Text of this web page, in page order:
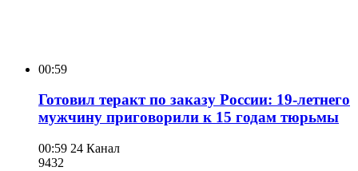
00:59
Готовил теракт по заказу России: 19-летнего
мужчину приговорили к 15 годам тюрьмы
00:59 24 Канал
9432